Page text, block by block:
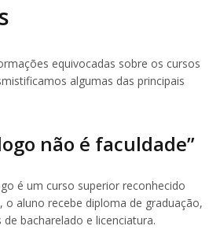
equivocadas sobre os cursos
algumas das principais
não é faculdade”
é um curso superior reconhecido
o aluno recebe diploma de graduação,
bacharelado e licenciatura.